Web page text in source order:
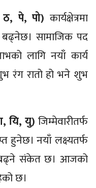
पे, पो) कार्यक्षेत्रमा
बढ्नेछ। सामाजिक पद
लागि नयाँ कार्य
रंग रातो हो भने शुभ
यि, यु) जिम्मेवारीतर्फ
हुनेछ। नयाँ लक्ष्यतर्फ
संकेत छ। आजको
छ।